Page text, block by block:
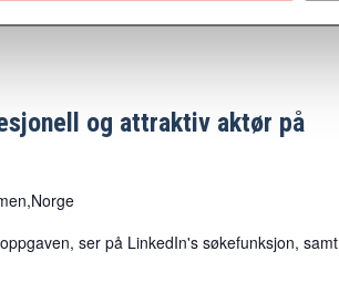
og attraktiv aktør på
ser på LinkedIn's søkefunksjon, samt